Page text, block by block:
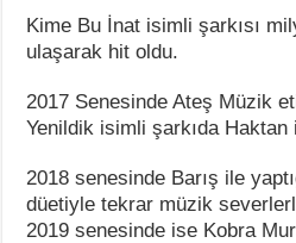
Kime Bu İnat isimli şarkısı
ulaşarak hit oldu.
2017 Senesinde Ateş Müzik
Yenildik isimli şarkıda
2018 senesinde Barış ile
düetiyle tekrar müzik
2019 senesinde ise Kobra